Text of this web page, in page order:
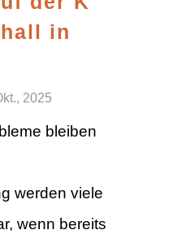
in
2025
bleiben
werden viele
wenn bereits